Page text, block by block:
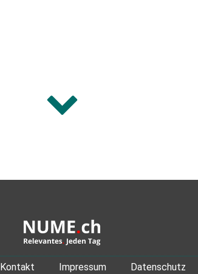
Kontakt Impressum Datenschutz